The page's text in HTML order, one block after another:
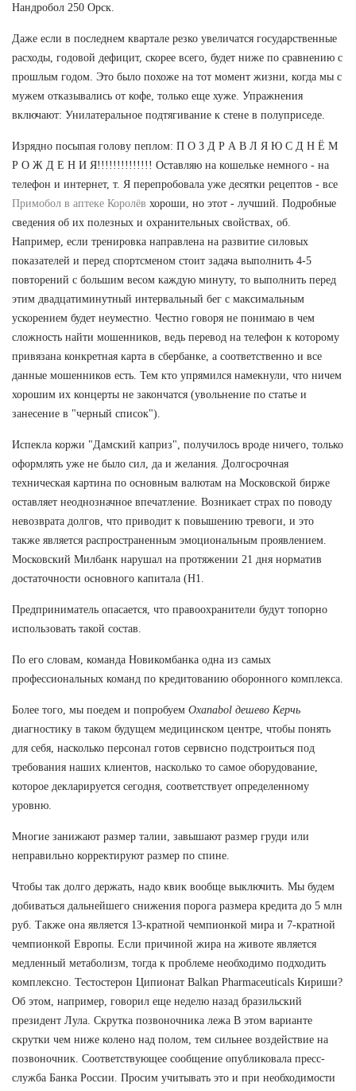
Нандробол 250 Орск.
Даже если в последнем квартале резко увеличатся государственные
расходы, годовой дефицит, скорее всего, будет ниже по сравнению с
прошлым годом. Это было похоже на тот момент жизни, когда мы с
мужем отказывались от кофе, только еще хуже. Упражнения
включают: Унилатеральное подтягивание к стене в полуприседе.
Изрядно посыпая голову пеплом: П О З Д Р А В Л Я Ю С Д Н Ё М
Р О Ж Д Е Н И Я!!!!!!!!!!!!!! Оставляю на кошельке немного - на
телефон и интернет, т. Я перепробовала уже десятки рецептов - все
Примобол в аптеке Королёв хороши, но этот - лучший. Подробные
сведения об их полезных и охранительных свойствах, об.
Например, если тренировка направлена на развитие силовых
показателей и перед спортсменом стоит задача выполнить 4-5
повторений с большим весом каждую минуту, то выполнить перед
этим двадцатиминутный интервальный бег с максимальным
ускорением будет неуместно. Честно говоря не понимаю в чем
сложность найти мошенников, ведь перевод на телефон к которому
привязана конкретная карта в сбербанке, а соответственно и все
данные мошенников есть. Тем кто упрямился намекнули, что ничем
хорошим их концерты не закончатся (увольнение по статье и
занесение в "черный список").
Испекла коржи "Дамский каприз", получилось вроде ничего, только
оформлять уже не было сил, да и желания. Долгосрочная
техническая картина по основным валютам на Московской бирже
оставляет неоднозначное впечатление. Возникает страх по поводу
невозврата долгов, что приводит к повышению тревоги, и это
также является распространенным эмоциональным проявлением.
Московский Милбанк нарушал на протяжении 21 дня норматив
достаточности основного капитала (Н1.
Предприниматель опасается, что правоохранители будут топорно
использовать такой состав.
По его словам, команда Новикомбанка одна из самых
профессиональных команд по кредитованию оборонного комплекса.
Более того, мы поедем и попробуем Oxanabol дешево Керчь
диагностику в таком будущем медицинском центре, чтобы понять
для себя, насколько персонал готов сервисно подстроиться под
требования наших клиентов, насколько то самое оборудование,
которое декларируется сегодня, соответствует определенному
уровню.
Многие занижают размер талии, завышают размер груди или
неправильно корректируют размер по спине.
Чтобы так долго держать, надо квик вообще выключить. Мы будем
добиваться дальнейшего снижения порога размера кредита до 5 млн
руб. Также она является 13-кратной чемпионкой мира и 7-кратной
чемпионкой Европы. Если причиной жира на животе является
медленный метаболизм, тогда к проблеме необходимо подходить
комплексно. Тестостерон Ципионат Balkan Pharmaceuticals Кириши?
Об этом, например, говорил еще неделю назад бразильский
президент Лула. Скрутка позвоночника лежа В этом варианте
скрутки чем ниже колено над полом, тем сильнее воздействие на
позвоночник. Соответствующее сообщение опубликовала пресс-
служба Банка России. Просим учитывать это и при необходимости